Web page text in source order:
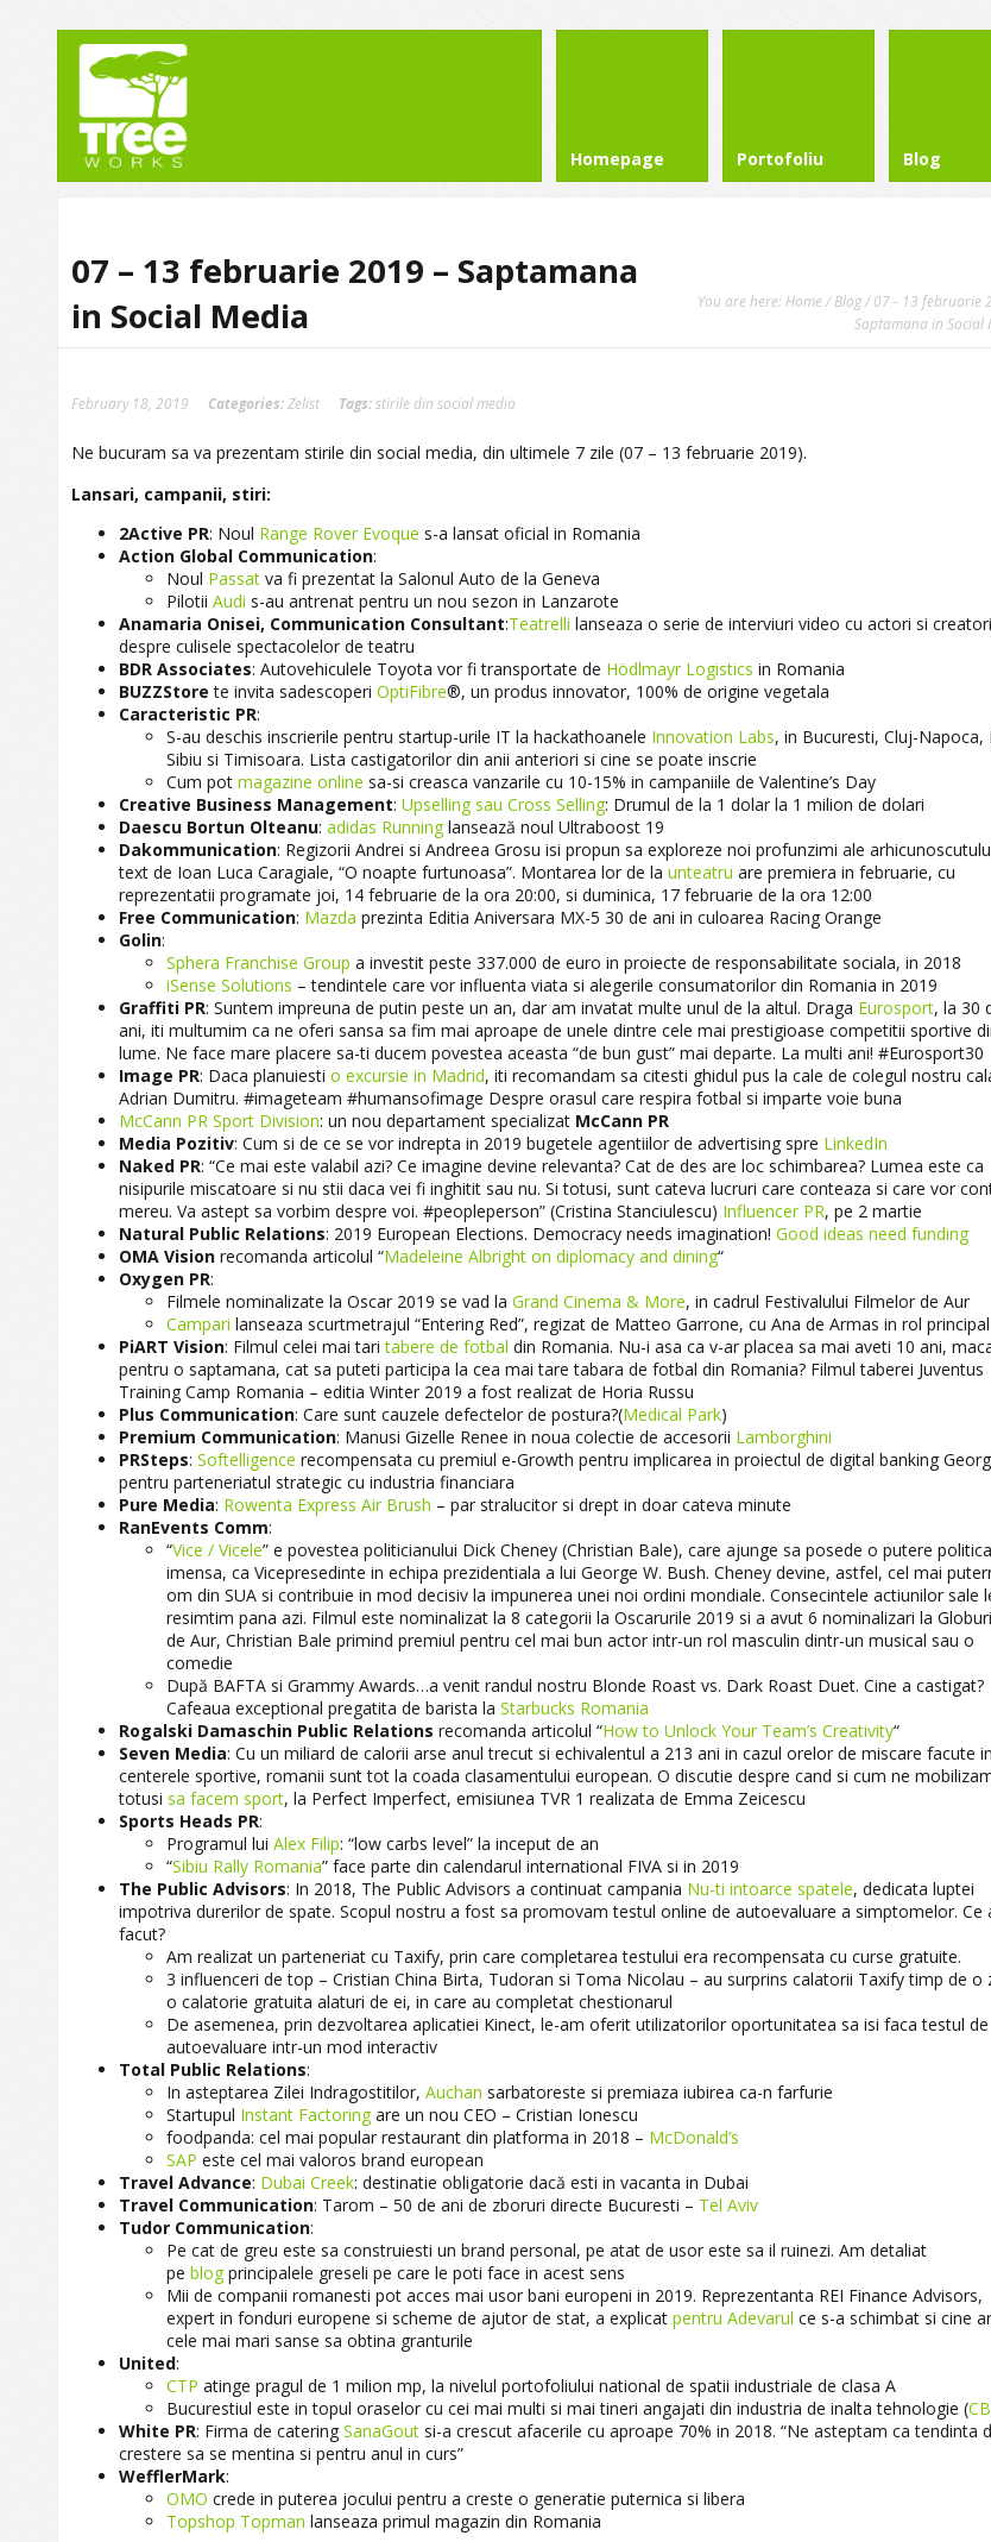
Homepage Portofoliu Blog
07 – 13 februarie 2019 – Saptamana
in Social Media
You are here: Home/Blog/ 07 - 13 februarie
Saptamana in Social
February 18, 2019 Categories:Zelist Tags: stirile din social media
Ne bucuram sa va prezentam stirile din social media, din ultimele 7 zile (07 – 13 februarie 2019).
Lansari, campanii, stiri:
2Active PR: Noul Range Rover Evoque s-a lansat oficial in Romania
Action Global Communication:
Noul Passat va fi prezentat la Salonul Auto de la Geneva
Pilotii Audi s-au antrenat pentru un nou sezon in Lanzarote
Anamaria Onisei, Communication Consultant:Teatrelli lanseaza o serie de interviuri video cu actori si creatori
despre culisele spectacolelor de teatru
BDR Associates: Autovehiculele Toyota vor fi transportate de Hödlmayr Logistics in Romania
BUZZStorete invita sadescoperi OptiFibre®, un produs innovator, 100% de origine vegetala
Caracteristic PR:
S-au deschis inscrierile pentru startup-urile IT la hackathoanele Innovation Labs, in Bucuresti, Cluj-Napoca,
Sibiu si Timisoara. Lista castigatorilor din anii anteriori si cine se poate inscrie
Cum pot magazine online sa-si creasca vanzarile cu 10-15% in campaniile de Valentine’s Day
Creative Business Management: Upselling sau Cross Selling: Drumul de la 1 dolar la 1 milion de dolari
Daescu Bortun Olteanu: adidas Runninglansează noul Ultraboost 19
Dakommunication: Regizorii Andrei si Andreea Grosu isi propun sa exploreze noi profunzimi ale
text de Ioan Luca Caragiale, “O noapte furtunoasa”. Montarea lor de la unteatru are premiera in februarie, cu
reprezentatii programate joi, 14 februarie de la ora 20:00, si duminica, 17 februarie de la ora 12:00
Free Communication: Mazda prezinta Editia Aniversara MX-5 30 de ani in culoarea Racing Orange
Golin:
Sphera Franchise Group a investit peste 337.000 de euro in proiecte de responsabilitate sociala, in 2018
iSense Solutions – tendintele care vor influenta viata si alegerile consumatorilor din Romania in 2019
Graffiti PR: Suntem impreuna de putin peste un an, dar am invatat multe unul de la altul. Draga Eurosport, la 30
ani, iti multumim ca ne oferi sansa sa fim mai aproape de unele dintre cele mai prestigioase competitii sportive
lume. Ne face mare placere sa-ti ducem povestea aceasta “de bun gust” mai departe. La multi ani! #Eurosport30
Image PR: Daca planuiesti o excursie in Madrid, iti recomandam sa citesti ghidul pus la cale de colegul nostru
Adrian Dumitru. #imageteam #humansofimage Despre orasul care respira fotbal si imparte voie buna
McCann PR Sport Division: un nou departament specializat McCann PR
Media Pozitiv: Cum si de ce se vor indrepta in 2019 bugetele agentiilor de advertising spre LinkedIn
Naked PR: “Ce mai este valabil azi? Ce imagine devine relevanta? Cat de des are loc schimbarea? Lumea este ca
nisipurile miscatoare si nu stii daca vei fi inghitit sau nu. Si totusi, sunt cateva lucruri care conteaza si care vor
mereu. Va astept sa vorbim despre voi. #peopleperson” (Cristina Stanciulescu) Influencer PR, pe 2 martie
Natural Public Relations: 2019 European Elections. Democracy needs imagination! Good ideas need funding
OMA Vision recomanda articolul “Madeleine Albright on diplomacy and dining“
Oxygen PR:
Filmele nominalizate la Oscar 2019 se vad la Grand Cinema & More, in cadrul Festivalului Filmelor de Aur
Campari lanseaza scurtmetrajul “Entering Red”, regizat de Matteo Garrone, cu Ana de Armas in rol principal
PiART Vision: Filmul celei mai taritabere de fotbal din Romania. Nu-i asa ca v-ar placea sa mai aveti 10 ani,
pentru o saptamana, cat sa puteti participa la cea mai tare tabara de fotbal din Romania? Filmul taberei Juventus
Training Camp Romania – editia Winter 2019 a fost realizat de Horia Russu
Plus Communication: Care sunt cauzele defectelor de postura?(Medical Park)
Premium Communication: Manusi Gizelle Renee in noua colectie de accesorii Lamborghini
PRSteps: Softelligence recompensata cu premiul e-Growth pentru implicarea in proiectul de digital banking
pentru parteneriatul strategic cu industria financiara
Pure Media: Rowenta Express Air Brush – par stralucitor si drept in doar cateva minute
RanEvents Comm:
“Vice / Vicele” e povestea politicianului Dick Cheney (Christian Bale), care ajunge sa posede o putere politica
imensa, ca Vicepresedinte in echipa prezidentiala a lui George W. Bush. Cheney devine, astfel, cel mai
om din SUA si contribuie in mod decisiv la impunerea unei noi ordini mondiale. Consecintele actiunilor sale
resimtim pana azi. Filmul este nominalizat la 8 categorii la Oscarurile 2019 si a avut 6 nominalizari la
de Aur, Christian Bale primind premiul pentru cel mai bun actor intr-un rol masculin dintr-un musical sau o
comedie
După BAFTA si Grammy Awards…a venit randul nostru Blonde Roast vs. Dark Roast Duet. Cine a castigat?
Cafeaua exceptional pregatita de barista la Starbucks Romania
Rogalski Damaschin Public Relations recomanda articolul “How to Unlock Your Team’s Creativity“
Seven Media: Cu un miliard de calorii arse anul trecut si echivalentul a 213 ani in cazul orelor de miscare facute in
centerele sportive, romanii sunt tot la coada clasamentului european. O discutie despre cand si cum ne
totusi sa facem sport, la Perfect Imperfect, emisiunea TVR 1 realizata de Emma Zeicescu
Sports Heads PR:
Programul lui Alex Filip: “low carbs level” la inceput de an
“Sibiu Rally Romania” face parte din calendarul international FIVA si in 2019
The Public Advisors: In 2018, The Public Advisors a continuat campania Nu-ti intoarce spatele, dedicata luptei
impotriva durerilor de spate. Scopul nostru a fost sa promovam testul online de autoevaluare a simptomelor. Ce
facut?
Am realizat un parteneriat cu Taxify, prin care completarea testului era recompensata cu curse gratuite.
3 influenceri de top – Cristian China Birta, Tudoran si Toma Nicolau – au surprins calatorii Taxify timp de o
o calatorie gratuita alaturi de ei, in care au completat chestionarul
De asemenea, prin dezvoltarea aplicatiei Kinect, le-am oferit utilizatorilor oportunitatea sa isi faca testul de
autoevaluare intr-un mod interactiv
Total Public Relations:
In asteptarea Zilei Indragostitilor, Auchan sarbatoreste si premiaza iubirea ca-n farfurie
Startupul Instant Factoringare un nou CEO – Cristian Ionescu
foodpanda: cel mai popular restaurant din platforma in 2018 – McDonald’s
SAP este cel mai valoros brand european
Travel Advance: Dubai Creek: destinatie obligatorie dacă esti in vacanta in Dubai
Travel Communication: Tarom – 50 de ani de zboruri directe Bucuresti – Tel Aviv
Tudor Communication:
Pe cat de greu este sa construiesti un brand personal, pe atat de usor este sa il ruinezi. Am detaliat
pe blogprincipalele greseli pe care le poti face in acest sens
Mii de companii romanesti pot acces mai usor bani europeni in 2019. Reprezentanta REI Finance Advisors,
expert in fonduri europene si scheme de ajutor de stat, a explicat pentru Adevarul ce s-a schimbat si cine
cele mai mari sanse sa obtina granturile
United:
CTP atinge pragul de 1 milion mp, la nivelul portofoliului national de spatii industriale de clasa A
Bucurestiul este in topul oraselor cu cei mai multi si mai tineri angajati din industria de inalta tehnologie (
White PR: Firma de catering SanaGout si-a crescut afacerile cu aproape 70% in 2018. “Ne asteptam ca tendinta
crestere sa se mentina si pentru anul in curs”
WefflerMark:
OMO crede in puterea jocului pentru a creste o generatie puternica si libera
Topshop Topman lanseaza primul magazin din Romania